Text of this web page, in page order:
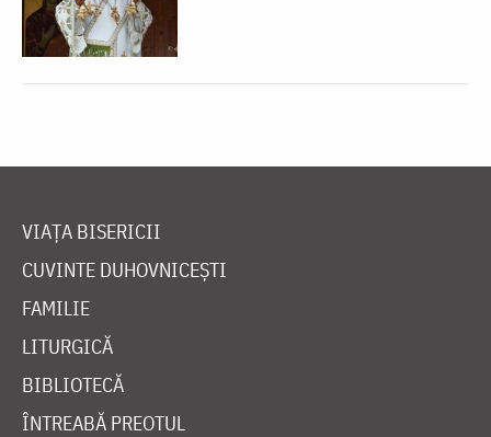
VIAȚA BISERICII
CUVINTE DUHOVNICEȘTI
FAMILIE
LITURGICĂ
BIBLIOTECĂ
ÎNTREABĂ PREOTUL